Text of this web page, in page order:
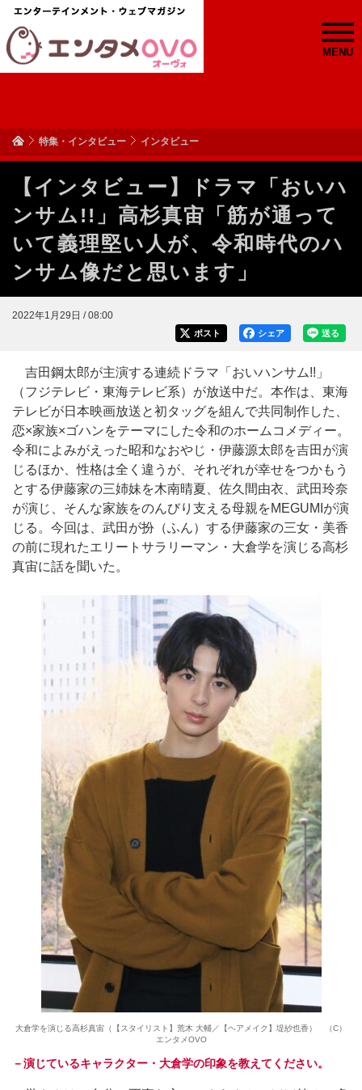
MENU
特集・インタビュー インタビュー
【インタビュー】ドラマ「おいハ
ンサム!!」高杉真宙「筋が通って
いて義理堅い人が、令和時代のハ
ンサム像だと思います」
2022年1月29日 / 08:00
送る
シェア
ポスト
吉田鋼太郎が主演する連続ドラマ「おいハンサム!!」
（フジテレビ・東海テレビ系）が放送中だ。本作は、東海
テレビが日本映画放送と初タッグを組んで共同制作した、
恋×家族×ゴハンをテーマにした令和のホームコメディー。
令和によみがえった昭和なおやじ・伊藤源太郎を吉田が演
じるほか、性格は全く違うが、それぞれが幸せをつかもう
とする伊藤家の三姉妹を木南晴夏、佐久間由衣、武田玲奈
が演じ、そんな家族をのんびり支える母親をMEGUMIが演
じる。今回は、武田が扮（ふん）する伊藤家の三女・美香
の前に現れたエリートサラリーマン・大倉学を演じる高杉
真宙に話を聞いた。
大倉学を演じる高杉真宙（【スタイリスト】荒木 大輔／【ヘアメイク】堤紗也香） （C）
エンタメOVO
－演じているキャラクター・大倉学の印象を教えてください。